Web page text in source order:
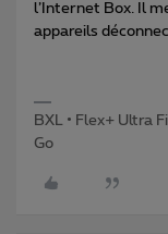
l’Internet Box. Il
appareils
BXL • Flex+ Ultra
Go